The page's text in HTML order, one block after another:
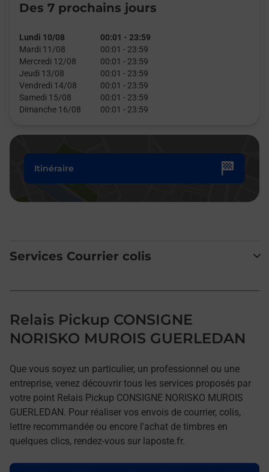
Des 7 prochains jours
Lundi 10/08 00:01 - 23:59
Mardi 11/08
00:01 - 23:59
Mercredi 12/08
00:01 - 23:59
Jeudi 13/08
00:01 - 23:59
Vendredi 14/08
00:01 - 23:59
Samedi 15/08
00:01 - 23:59
Dimanche 16/08
00:01 - 23:59
Itinéraire
Services Courrier colis
Relais Pickup CONSIGNE
NORISKO MUROIS GUERLEDAN
Que vous soyez un particulier, un professionnel ou une
entreprise, venez découvrir tous les services proposés par
votre point Relais Pickup CONSIGNE NORISKO MUROIS
GUERLEDAN. Pour réaliser vos envois de courrier, colis,
lettre recommandée ou encore l'achat de timbres en
quelques clics, rendez-vous sur laposte.fr.